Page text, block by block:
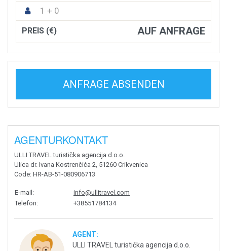
1 + 0
PREIS (€) AUF ANFRAGE
ANFRAGE ABSENDEN
AGENTURKONTAKT
ULLI TRAVEL turistička agencija d.o.o.
Ulica dr. Ivana Kostrenčića 2, 51260 Crikvenica
Code: HR-AB-51-080906713
E-mail:
info@ullitravel.com
Telefon: +38551784134
AGENT:
ULLI TRAVEL turistička agencija d.o.o.